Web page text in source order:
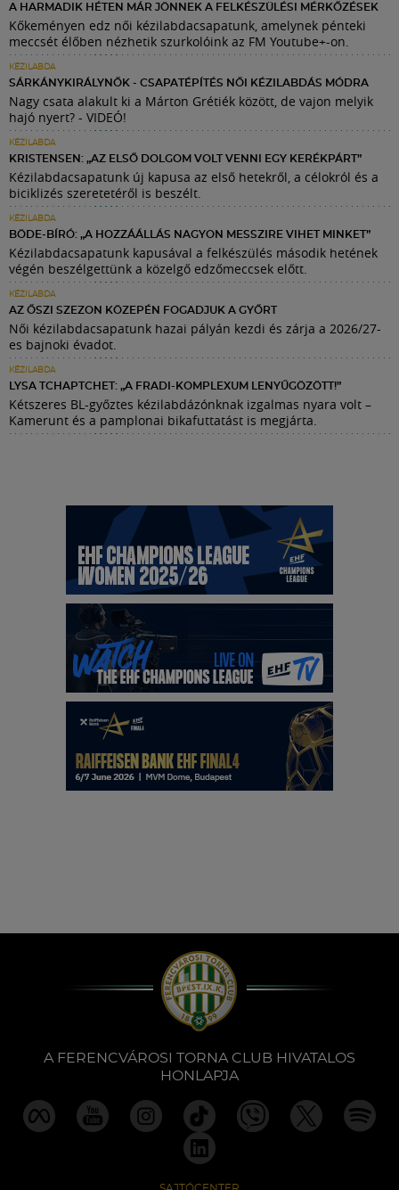
A HARMADIK HÉTEN MÁR JÖNNEK A FELKÉSZÜLÉSI MÉRKŐZÉSEK
Kőkeményen edz női kézilabdacsapatunk, amelynek pénteki
meccsét élőben nézhetik szurkolóink az FM Youtube+-on.
KÉZILABDA
SÁRKÁNYKIRÁLYNŐK - CSAPATÉPÍTÉS NŐI KÉZILABDÁS MÓDRA
Nagy csata alakult ki a Márton Grétiék között, de vajon melyik
hajó nyert? - VIDEÓ!
KÉZILABDA
KRISTENSEN: „AZ ELSŐ DOLGOM VOLT VENNI EGY KERÉKPÁRT”
Kézilabdacsapatunk új kapusa az első hetekről, a célokról és a
biciklizés szeretetéről is beszélt.
KÉZILABDA
BÖDE-BÍRÓ: „A HOZZÁÁLLÁS NAGYON MESSZIRE VIHET MINKET”
Kézilabdacsapatunk kapusával a felkészülés második hetének
végén beszélgettünk a közelgő edzőmeccsek előtt.
KÉZILABDA
AZ ŐSZI SZEZON KÖZEPÉN FOGADJUK A GYŐRT
Női kézilabdacsapatunk hazai pályán kezdi és zárja a 2026/27-
es bajnoki évadot.
KÉZILABDA
LYSA TCHAPTCHET: „A FRADI-KOMPLEXUM LENYŰGÖZÖTT!”
Kétszeres BL-győztes kézilabdázónknak izgalmas nyara volt –
Kamerunt és a pamplonai bikafuttatást is megjárta.
A FERENCVÁROSI TORNA CLUB HIVATALOS
HONLAPJA
SAJTÓCENTER